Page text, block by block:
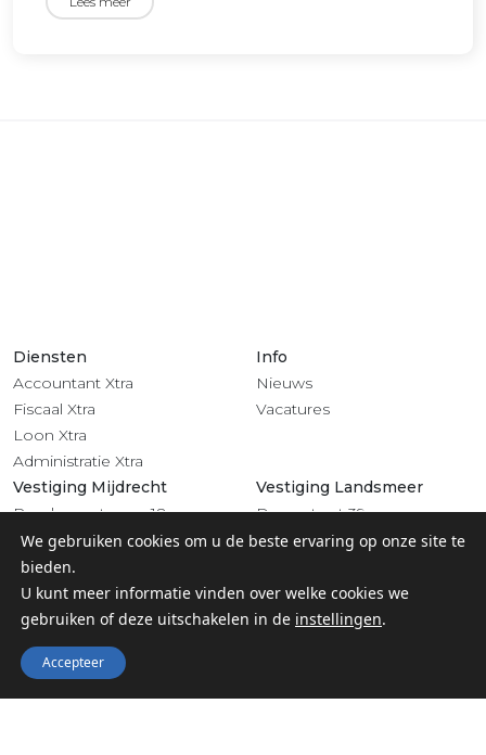
Volg ons
Diensten
Accountant Xtra
Fiscaal Xtra
Loon Xtra
Administratie Xtra
Info
Nieuws
Vacatures
Vestiging Mijdrecht
Rendementsweg 18
3641 SL Mijdrecht
0297 - 283 201
Vestiging Landsmeer
Dorpsstraat 39
1121 BV Landsmeer
We gebruiken cookies om u de beste ervaring op onze site te
bieden.
U kunt meer informatie vinden over welke cookies we
gebruiken of deze uitschakelen in de instellingen.
Accepteer